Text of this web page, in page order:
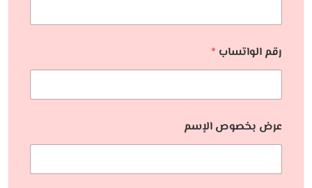
رقم الواتساب *
عرض بخصوص الإسم